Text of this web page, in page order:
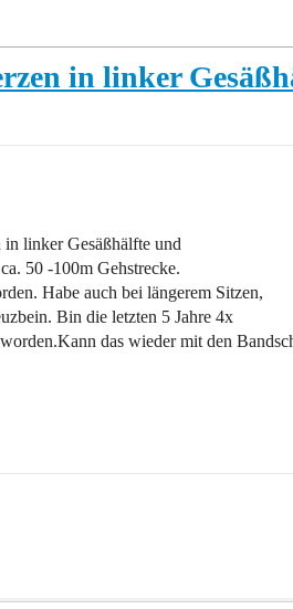
in linker
in linker Gesäßhälfte und
50 -100m Gehstrecke.
Habe auch bei längerem Sitzen,
Bin die letzten 5 Jahre 4x
das wieder mit den